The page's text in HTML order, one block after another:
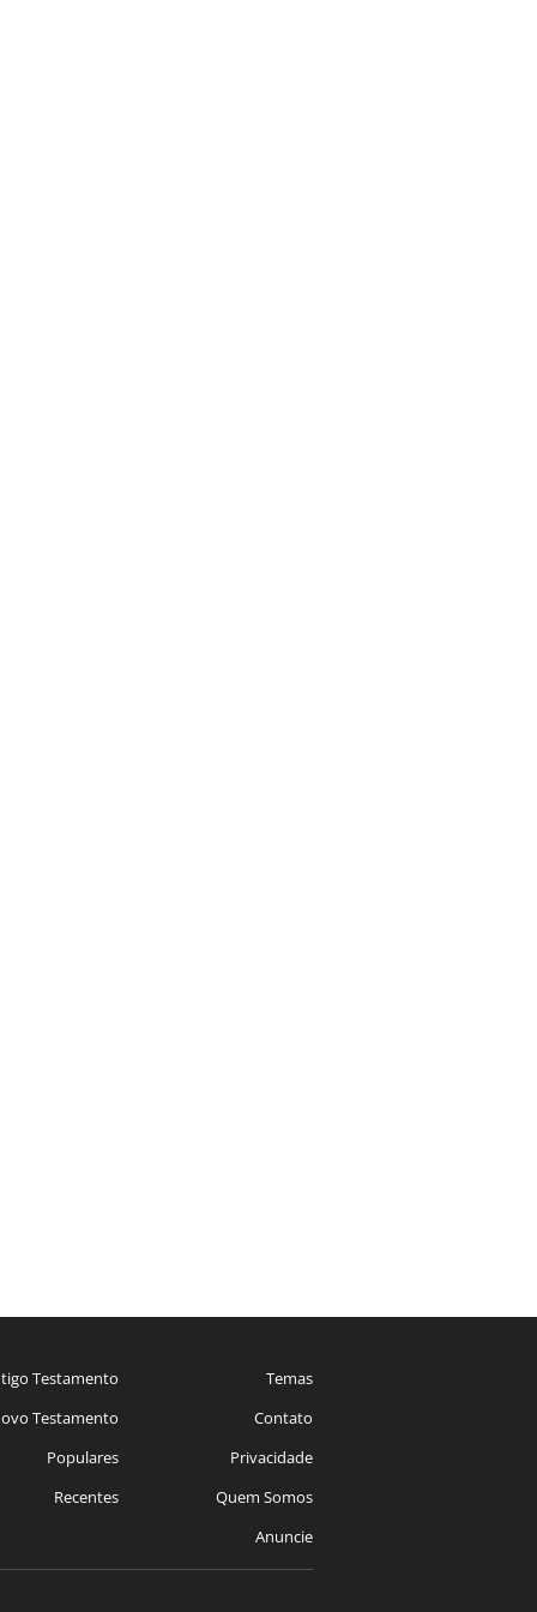
Testamento
Testamento
Populares
Recentes
Temas
Contato
Privacidade
Quem Somos
Anuncie